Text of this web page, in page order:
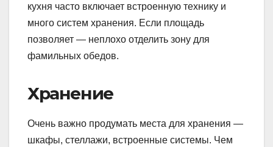
кухня часто включает встроенную технику и
много систем хранения. Если площадь
позволяет — неплохо отделить зону для
фамильных обедов.
Хранение
Очень важно продумать места для хранения —
шкафы, стеллажи, встроенные системы. Чем